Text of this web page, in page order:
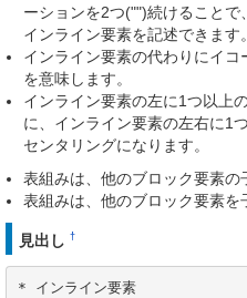
ーションを2つ("")続けること
インライン要素を記述できます。
インライン要素の代わりにイ
を意味します。
インライン要素の左に1つ以上
に、インライン要素の左右に1
センタリングになります。
表組みは、他のブロック要素の
表組みは、他のブロック要素を
見出し †
* インライン要素